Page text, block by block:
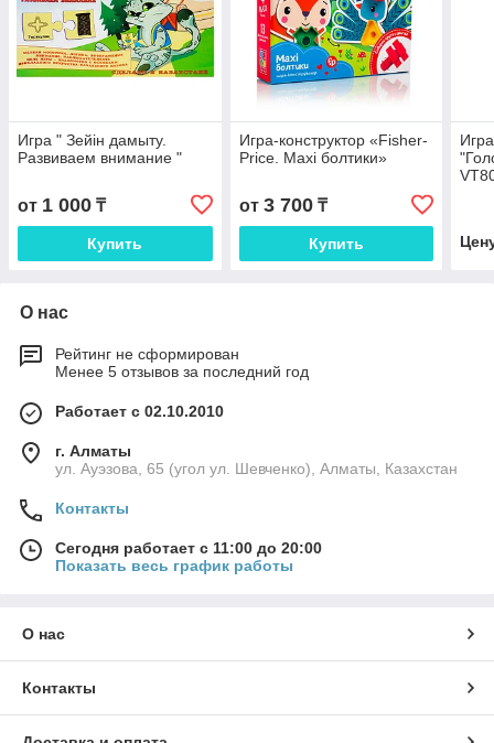
Игра " Зейін дамыту.
Развиваем внимание "
от 1 000 ₸
Купить
Игра-конструктор «Fisher-
Price. Maxi болтики»
от 3 700₸
Купить
О нас
Рейтинг не сформирован
Менее 5 отзывов за последний год
Работает с 02.10.2010
г. Алматы
ул. Ауэзова, 65 (угол ул. Шевченко), Алматы, Казахстан
Контакты
Сегодня работает с 11:00 до 20:00
Показать весь график работы
О нас
Контакты